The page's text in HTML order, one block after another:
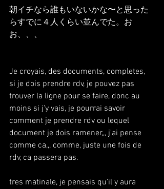
朝イチなら誰もいないかな〜と思った
らすでに４人くらい並んでた。お
お、、、
Je croyais, des documents, completes,
si je dois prendre rdv, je pouvez pas
trouver la ligne pour se faire, donc au
moins si j'y vais, je pourrai savoir
comment je prendre rdv ou lequel
document je dois ramener,,, j'ai pense
comme ca,,, comme, juste une fois de
rdv, ca passera pas.
tres matinale, je pensais qu'il y aura